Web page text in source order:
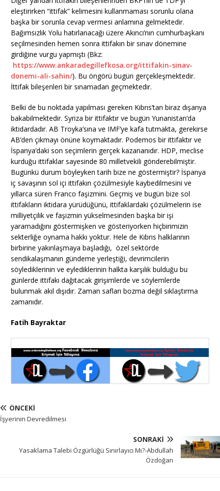
eleştirirken “ittifak” kelimesini kullanmaması sorunlu olana
başka bir sorunla cevap vermesi anlamına gelmektedir.
Bağımsızlık Yolu hatırlanacağı üzere Akıncı’nın cumhurbaşkanı
seçilmesinden hemen sonra ittifakın bir sınav dönemine
girdiğine vurgu yapmıştı (Bkz:
https://www.ankaradegillefkosa.org/ittifakin-sinav-
donemi-ali-sahin/). Bu öngörü bugün gerçekleşmektedir.
İttifak bileşenleri bir sınamadan geçmektedir.
Belki de bu noktada yapılması gereken Kıbrıs’tan biraz dışarıya
bakabilmektedir. Syriza bir ittifaktır ve bugün Yunanistan’da
iktidardadır. AB Troyka’sına ve IMF’ye kafa tutmakta, gerekirse
AB’den çıkmayı önüne koymaktadır. Podemos bir ittifaktır ve
İspanya’daki son seçimlerin gerçek kazananıdır. HDP, meclise
kurduğu ittifaklar sayesinde 80 milletvekili gönderebilmiştir.
Bugünkü durum böyleyken tarih bize ne göstermiştir? İspanya
iç savaşının sol içi ittifakın çözülmesiyle kaybedilmesini ve
yıllarca süren Franco faşizmini. Geçmiş ve bugün bize sol
ittifakların iktidara yürüdüğünü, ittifaklardaki çözülmelerin ise
milliyetçilik ve faşizmin yükselmesinden başka bir işi
yaramadığını göstermişken ve gösteriyorken hiçbirimizin
sekterliğe oynama hakkı yoktur. Hele de Kıbrıs halklarının
birbirine yakınlaşmaya başladığı, özel sektörde
sendikalaşmanın gündeme yerleştiği, devrimcilerin
söylediklerinin ve eylediklerinin halkta karşılık bulduğu bu
günlerde ittifakı dağıtacak girişimlerde ve söylemlerde
bulunmak akıl dışıdır. Zaman safları bozma değil sıklaştırma
zamanıdır.
Fatih Bayraktar
ÖNCEKI
İşyerinin Devredilmesi
SONRAKI
Yasaklama Talebi Özgürlüğü Sınırlayıcı Mı?-Abdullah
Özdoğan